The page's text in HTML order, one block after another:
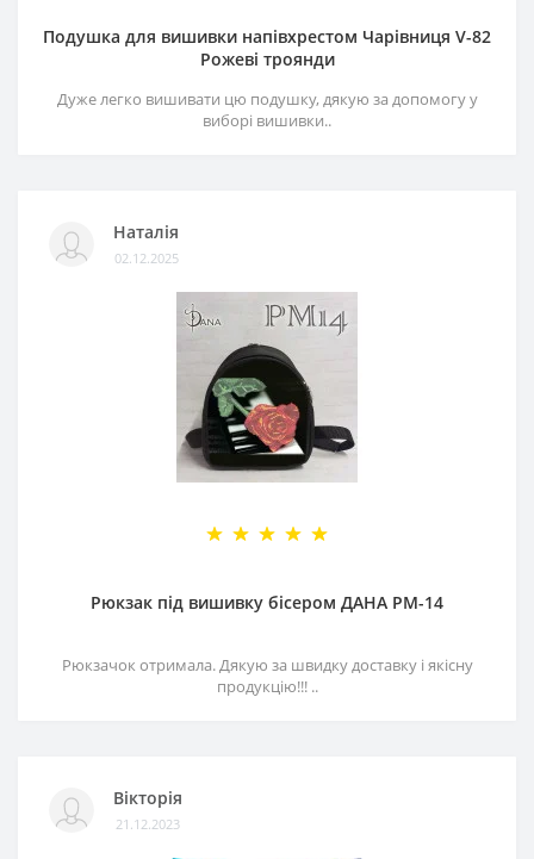
Подушка для вишивки напівхрестом Чарівниця V-82
Рожеві троянди
Дуже легко вишивати цю подушку, дякую за допомогу у
виборі вишивки..
Наталія
02.12.2025
Рюкзак під вишивку бісером ДАНА РМ-14
Рюкзачок отримала. Дякую за швидку доставку і якісну
продукцію!!! ..
Вікторія
21.12.2023